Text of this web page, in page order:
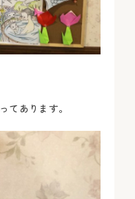
てあります。